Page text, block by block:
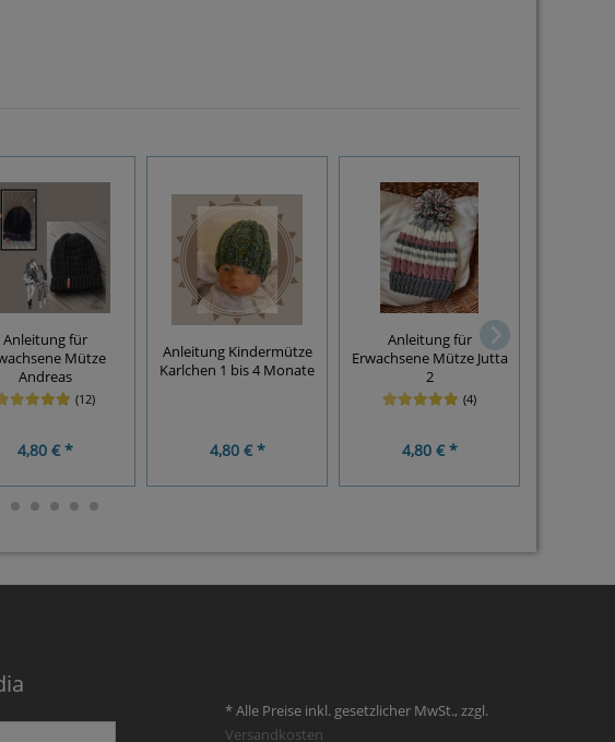
Anleitung für
Mütze
Andreas
(12)
4,80 € *
Anleitung Kindermütze
Karlchen 1 bis 4 Monate
4,80 € *
Anleitung für
Erwachsene Mütze Jutta
2
(4)
4,80 € *
* Alle Preise inkl. gesetzlicher MwSt., zzgl.
Versandkosten